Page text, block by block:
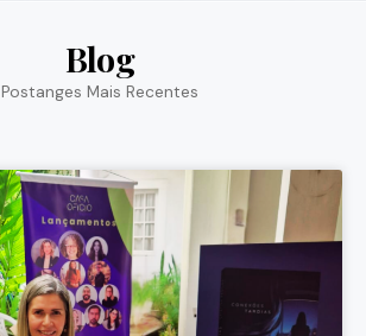
Blog
Postanges Mais Recentes